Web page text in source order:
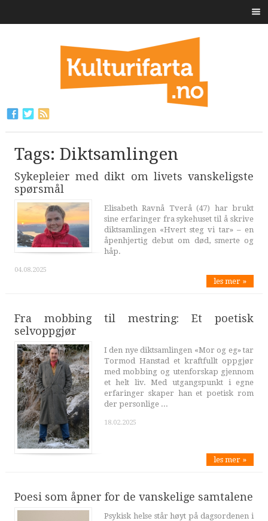
Tags: Diktsamlingen
Sykepleier med dikt om livets vanskeligste
spørsmål
Elisabeth Ravnå Tverå (47) har brukt
sine erfaringer fra sykehuset til å skrive
diktsamlingen «Hvert steg vi tar» – en
åpenhjertig debut om død, smerte og
håp.
04.08.2025
les mer »
Fra mobbing til mestring: Et poetisk
selvoppgjør
I den nye diktsamlingen «Mor og eg» tar
Tormod Hanstad et kraftfullt oppgjør
med mobbing og utenforskap gjennom
et helt liv. Med utgangspunkt i egne
erfaringer skaper han et poetisk rom
der personlige ...
18.02.2025
les mer »
Poesi som åpner for de vanskelige samtalene
Psykisk helse står høyt på dagsordenen i